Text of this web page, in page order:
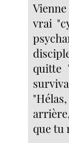
vrai
quitte
que tu